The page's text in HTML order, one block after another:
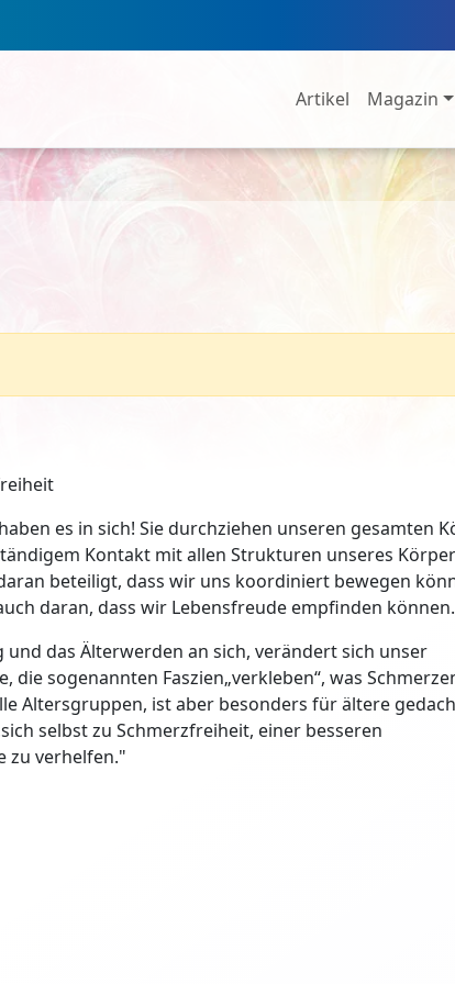
Artikel Magazin
es in sich! Sie durchziehen unseren gesamten
Kontakt mit allen Strukturen unseres
beteiligt, dass wir uns koordiniert bewegen
daran, dass wir Lebensfreude empfinden können.
das Älterwerden an sich, verändert sich unser
sogenannten Faszien„verkleben“, was
Altersgruppen, ist aber besonders für ältere
selbst zu Schmerzfreiheit, einer besseren
zu verhelfen."